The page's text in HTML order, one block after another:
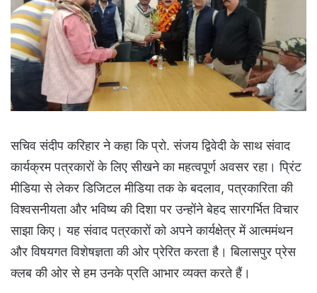
सचिव संदीप करिहार ने कहा कि प्रो. संजय द्विवेदी के साथ संवाद
कार्यक्रम पत्रकारों के लिए सीखने का महत्वपूर्ण अवसर रहा। प्रिंट
मीडिया से लेकर डिजिटल मीडिया तक के बदलाव, पत्रकारिता की
विश्वसनीयता और भविष्य की दिशा पर उन्होंने बेहद सारगर्भित विचार
साझा किए। यह संवाद पत्रकारों को अपने कार्यक्षेत्र में आत्ममंथन
और विषयगत विशेषज्ञता की ओर प्रेरित करता है। बिलासपुर प्रेस
क्लब की ओर से हम उनके प्रति आभार व्यक्त करते हैं।